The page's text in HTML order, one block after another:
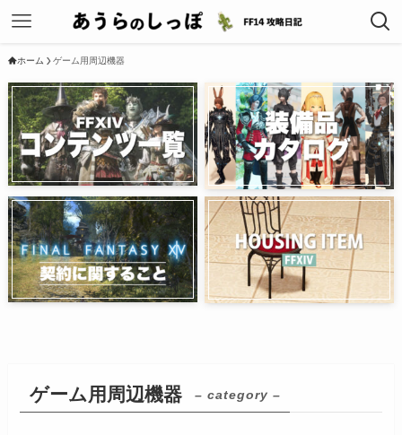
ホーム ゲーム用周辺機器
ゲーム用周辺機器 – category –